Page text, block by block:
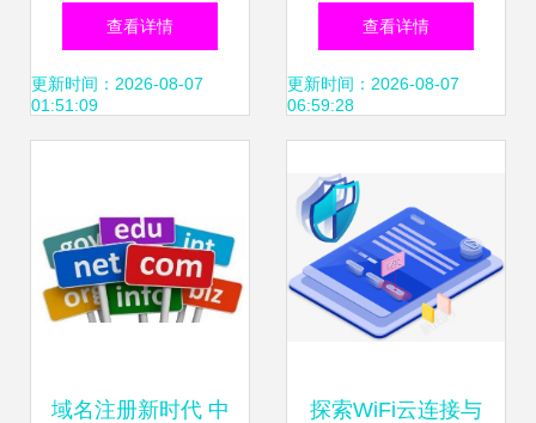
服务架构 之第 6 篇
注册服务提供者 搭
eureka自我保护机
制
查看详情
更新时间：2026-08-07
01:51:09
统4月4日 6日暂停
服务
查看详情
更新时间：2026-08-07
06:59:28
域名注册新时代 中 探索WiFi云连接与